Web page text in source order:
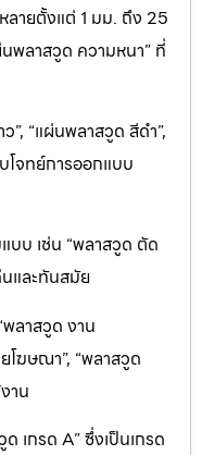
ายตั้งแต่ 1 มม. ถึง 25
พลาสวูด ความหนา” ที่
”, “แผ่นพลาสวูด สีดำ”,
โจทย์การออกแบบ
บบ เช่น “พลาสวูด ตัด
นและทันสมัย
พลาสวูด งาน
โฆษณา”, “พลาสวูด
าน
เกรด A” ซึ่งเป็นเกรด